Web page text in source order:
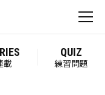
載
QUIZ
練習問題